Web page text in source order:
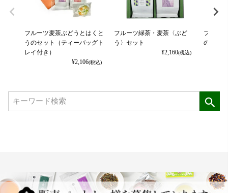
フルーツ麦茶ぶどうとはくと
うのセット（ティーバッグト
レイ付き）
¥2,106(税込)
フルーツ緑茶・麦茶〈ぶど
う〉セット
¥2,160(税込)
フルー
のギフ